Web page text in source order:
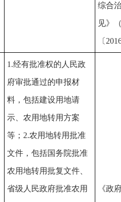
综合
见》
〔
1.经有批准权的人民政
府审批通过的申报材
料，包括建设用地请
示、农用地转用方案
等；2.农用地转用批准
文件，包括国务院批准
农用地转用批复文件、
省级人民政府批准农用 《政